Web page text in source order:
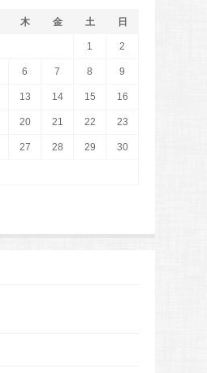
木 金 土 日
1 2
6 7 8 9
13 14 15 16
20 21 22 23
27 28 29 30